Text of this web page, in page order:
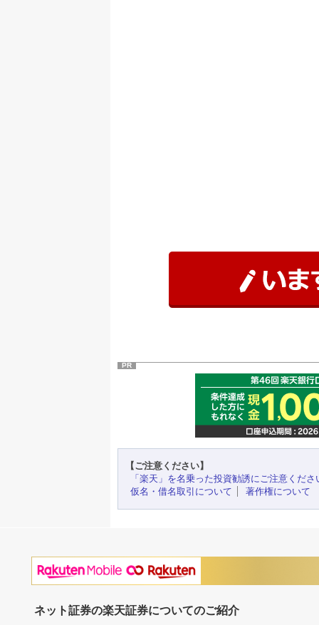
PR
【ご注意ください】
「楽天」を名乗った投資勧誘にご注意くださ
仮名・借名取引について
著作権について
ネット証券の楽天証券についてのご紹介